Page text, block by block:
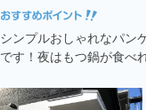
シンプルおしゃれなパン
です！夜はもつ鍋が食べ